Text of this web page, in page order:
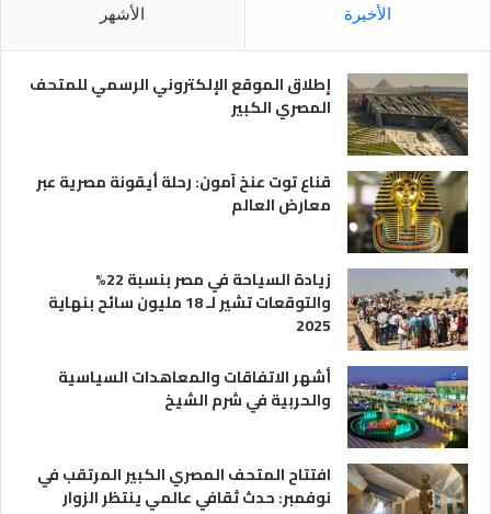
ر
ة
و
الأخيرة الأشهر
إطلاق الموقع الإلكتروني الرسمي للمتحف
المصري الكبير
قناع توت عنخ آمون: رحلة أيقونة مصرية عبر
معارض العالم
زيادة السياحة في مصر بنسبة 22%
والتوقعات تشير لـ 18 مليون سائح بنهاية
2025
أشهر الاتفاقات والمعاهدات السياسية
والحربية في شرم الشيخ
افتتاح المتحف المصري الكبير المرتقب في
نوفمبر: حدث ثقافي عالمي ينتظر الزوار